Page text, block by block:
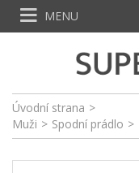
Úvodní strana >
Muži > Spodní prádlo >
MENU